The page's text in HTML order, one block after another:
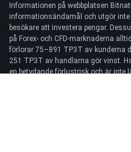
Informationen på webbplatsen
informationsändamål och utgör inte
besökare att investera pengar.
på Forex- och CFD-marknaderna
förlorar 75–891 TP3T av kunderna
251 TP3T av handlarna gör vinst.
en betydande förlustrisk och är inte